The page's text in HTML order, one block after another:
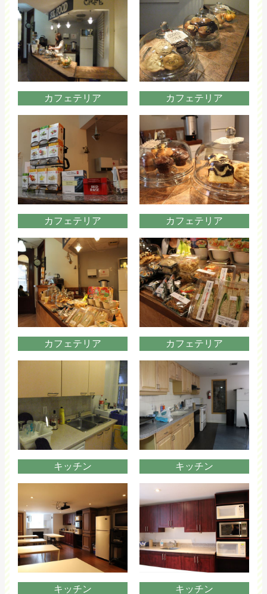
カフェテリア カフェテリア
カフェテリア カフェテリア
カフェテリア カフェテリア
キッチン キッチン
キッチン キッチン